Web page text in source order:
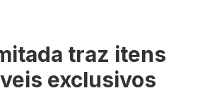
traz itens
exclusivos